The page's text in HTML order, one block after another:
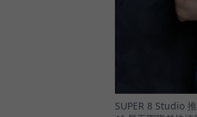
SUPER 8 Studio